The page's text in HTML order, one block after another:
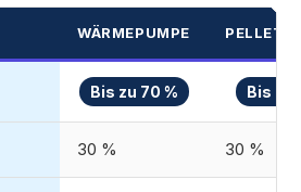
WÄRMEPUMPE
Bis zu 70 % Bis zu
30 % 30 %